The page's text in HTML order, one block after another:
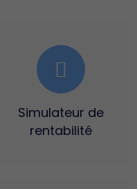
Simulateur de
rentabilité